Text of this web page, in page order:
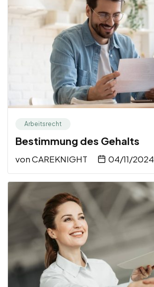
Arbeitsrecht
Bestimmung des Gehalts
vonCAREKNIGHT 04/11/2024